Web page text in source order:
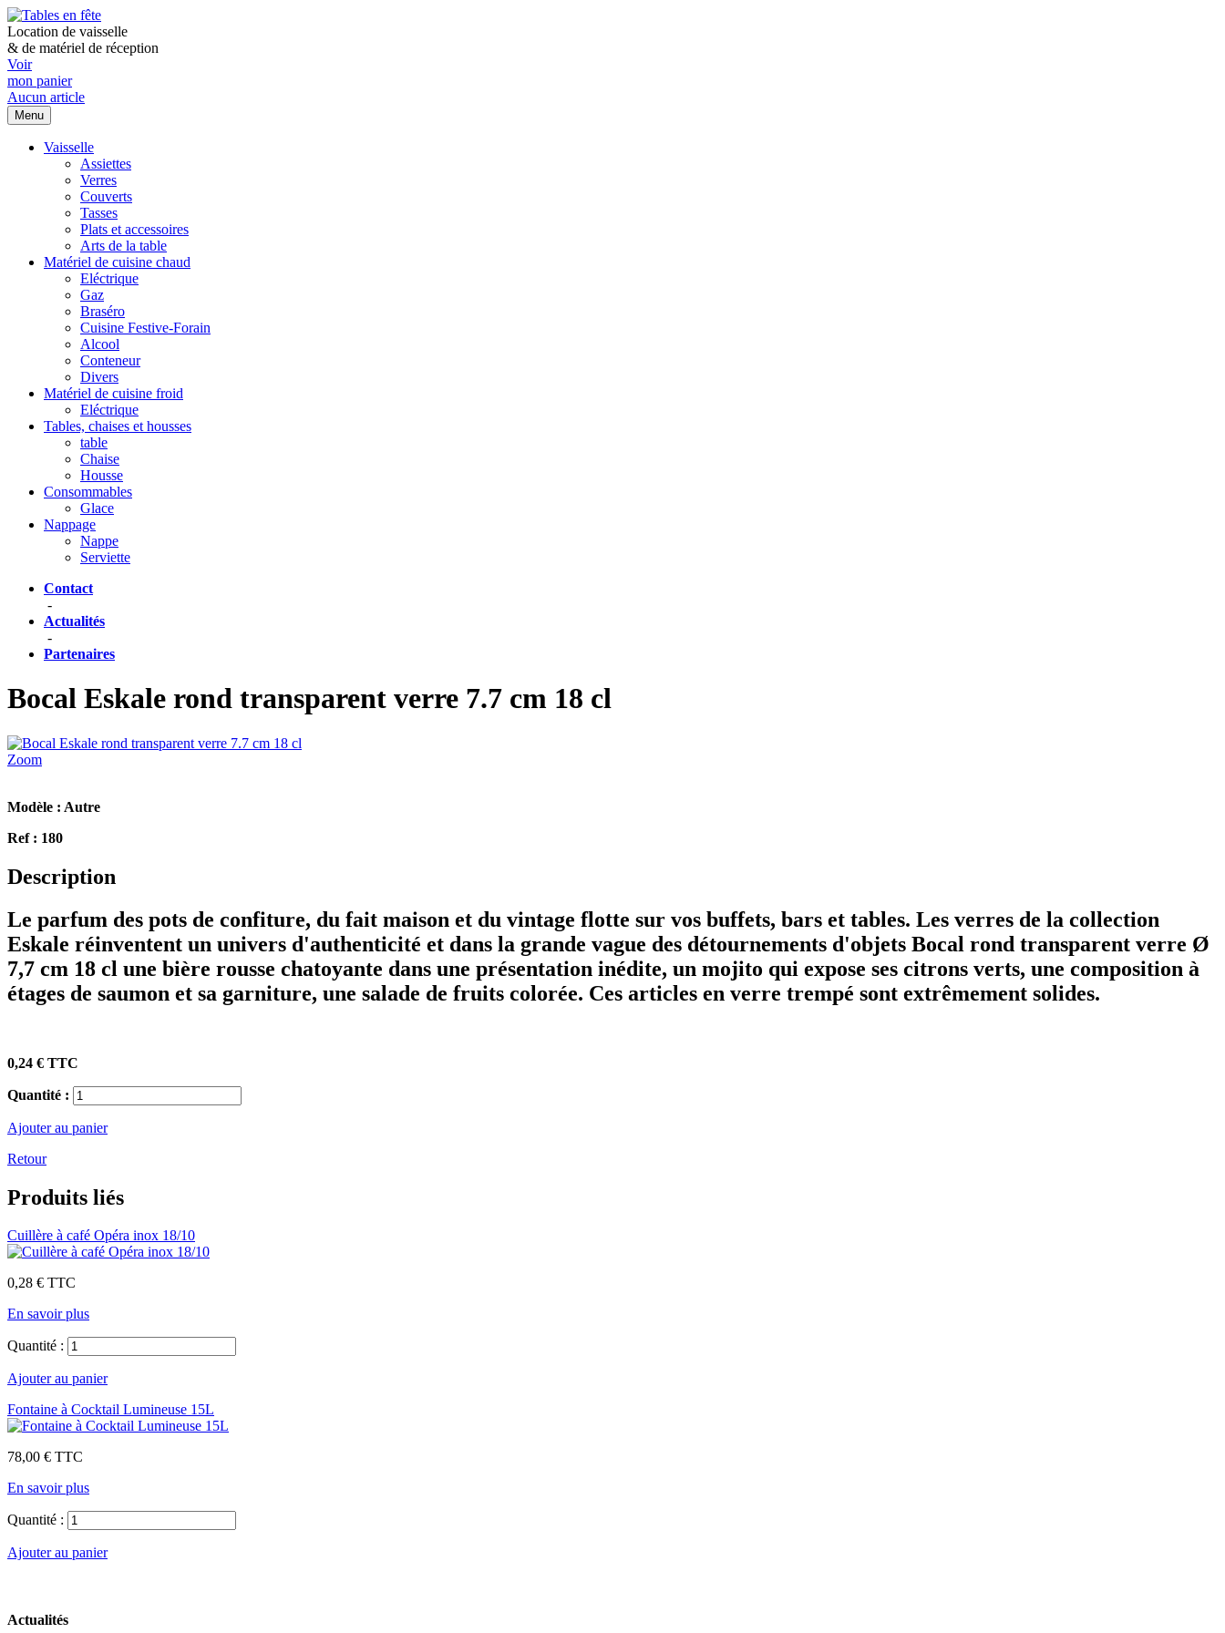
Location de vaisselle
& de matériel de réception
Voir
mon panier
Aucun article
Menu
Vaisselle
Assiettes
Verres
Couverts
Tasses
Plats et accessoires
Arts de la table
Matériel de cuisine chaud
Eléctrique
Gaz
Braséro
Cuisine Festive-Forain
Alcool
Conteneur
Divers
Matériel de cuisine froid
Eléctrique
Tables, chaises et housses
table
Chaise
Housse
Consommables
Glace
Nappage
Nappe
Serviette
Contact
-
Actualités
-
Partenaires
Bocal Eskale rond transparent verre 7.7 cm 18 cl
Zoom
Modèle : Autre
Ref : 180
Description
Le parfum des pots de confiture, du fait maison et du vintage flotte sur vos buffets, bars et tables. Les verres de la collection
Eskale réinventent un univers d'authenticité et dans la grande vague des détournements d'objets Bocal rond transparent verre Ø
7,7 cm 18 cl une bière rousse chatoyante dans une présentation inédite, un mojito qui expose ses citrons verts, une composition à
étages de saumon et sa garniture, une salade de fruits colorée. Ces articles en verre trempé sont extrêmement solides.
0,24 € TTC
Quantité :
Ajouter au panier
Retour
Produits liés
Cuillère à café Opéra inox 18/10
0,28 € TTC
En savoir plus
Quantité :
Ajouter au panier
Fontaine à Cocktail Lumineuse 15L
78,00 € TTC
En savoir plus
Quantité :
Ajouter au panier
Actualités